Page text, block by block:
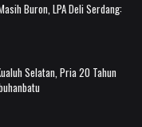
Buron, LPA Deli Serdang:
Selatan, Pria 20 Tahun